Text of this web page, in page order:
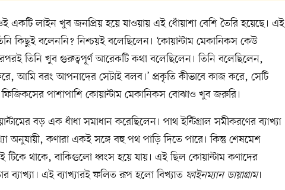
একটি লাইন খুব জনপ্রিয় হয়ে যাওয়ায় এই ধোঁয়াশা বেশি তৈরি হয়েছে। এই
কিছুই বলেননি? নিশ্চয়ই বলেছিলেন। ‘কোয়ান্টাম মেকানিকস কেউ
তিনি খুব গুরুত্বপূর্ণ আরেকটি কথা বলেছিলেন। তিনি বলেছিলেন,
আমি বরং আপনাদের সেটাই বলব।’ প্রকৃতি কীভাবে কাজ করে, সেটি
পাশাপাশি কোয়ান্টাম মেকানিকস বোঝাও খুব জরুরি।
বড় এক ধাঁধা সমাধান করেছিলেন। পাথ ইন্টিগ্রাল সমীকরণের ব্যাখ্যা
অনুযায়ী, কণারা একই সঙ্গে বহু পথ পাড়ি দিতে পারে। কিন্তু শেষমেশ
টিকে থাকে, বাকিগুলো ধ্বংস হয়ে যায়। এই ছিল কোয়ান্টাম কণাদের
ব্যাখ্যা। এই ব্যাখ্যারই ফলিত রূপ হলো বিখ্যাত ফাইনম্যান ডায়াগ্রাম।